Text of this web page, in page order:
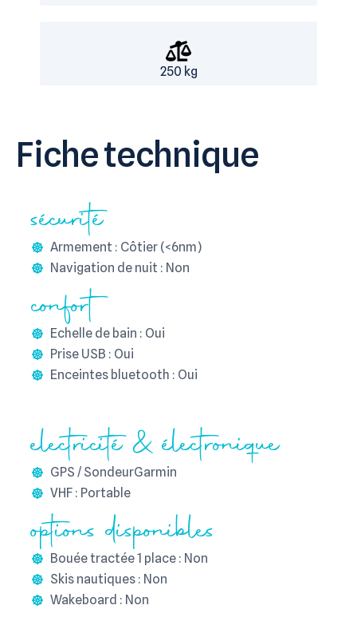
250 kg
Fiche technique
sécurité
Armement : Côtier (<6nm)
Navigation de nuit : Non
confort
Echelle de bain : Oui
Prise USB : Oui
Enceintes bluetooth : Oui
electricité & électronique
GPS / SondeurGarmin
VHF : Portable
options disponibles
Bouée tractée 1 place : Non
Skis nautiques : Non
Wakeboard : Non